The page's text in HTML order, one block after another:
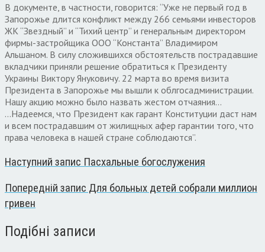
В документе, в частности, говорится: “Уже не первый год в
Запорожье длится конфликт между 266 семьями инвесторов
ЖК “Звездный” и “Тихий центр” и генеральным директором
фирмы-застройщика ООО “Константа” Владимиром
Альшаном. В силу сложившихся обстоятельств пострадавшие
вкладчики приняли решение обратиться к Президенту
Украины Виктору Януковичу. 22 марта во время визита
Президента в Запорожье мы вышли к облгосадминистрации.
Нашу акцию можно было назвать жестом отчаяния…
…Надеемся, что Президент как гарант Конституции даст нам
и всем пострадавшим от жилищных афер гарантии того, что
права человека в нашей стране соблюдаются”.
Наступний запис Пасхальные богослужения
Попередній запис Для больных детей собрали миллион
гривен
Подібні записи